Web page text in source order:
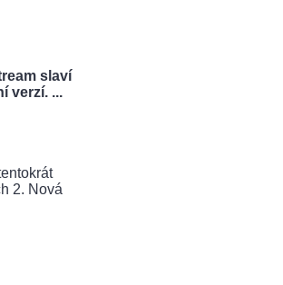
slaví
verzí. ...